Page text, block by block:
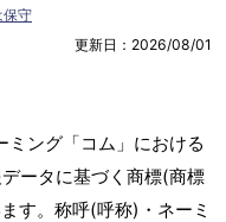
保守
更新日：2026/08/01
ング「コム」における
ータに基づく商標(商標
す。称呼(呼称)・ネーミ